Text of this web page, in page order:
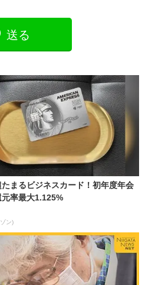
送る
まるビジネスカード！初年度年会
率最大1.125%
ン)